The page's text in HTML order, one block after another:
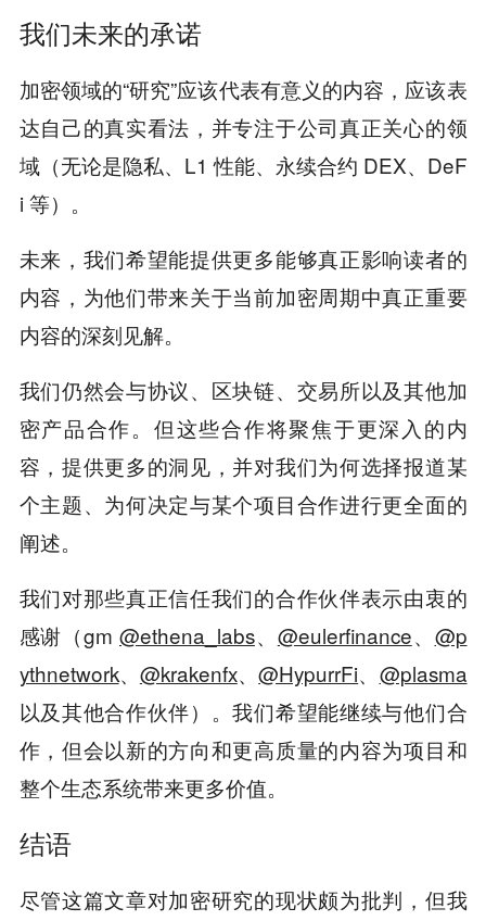
我们未来的承诺
加密领域的“研究”应该代表有意义的内容，应该表
达自己的真实看法，并专注于公司真正关心的领
域（无论是隐私、L1 性能、永续合约 DEX、DeF
i 等）。
未来，我们希望能提供更多能够真正影响读者的
内容，为他们带来关于当前加密周期中真正重要
内容的深刻见解。
我们仍然会与协议、区块链、交易所以及其他加
密产品合作。但这些合作将聚焦于更深入的内
容，提供更多的洞见，并对我们为何选择报道某
个主题、为何决定与某个项目合作进行更全面的
阐述。
我们对那些真正信任我们的合作伙伴表示由衷的
感谢（gm @ethena_labs、 @eulerfinance、 @p
ythnetwork、 @krakenfx、@HypurrFi、 @plasma
以及其他合作伙伴）。我们希望能继续与他们合
作，但会以新的方向和更高质量的内容为项目和
整个生态系统带来更多价值。
结语
尽管这篇文章对加密研究的现状颇为批判，但我